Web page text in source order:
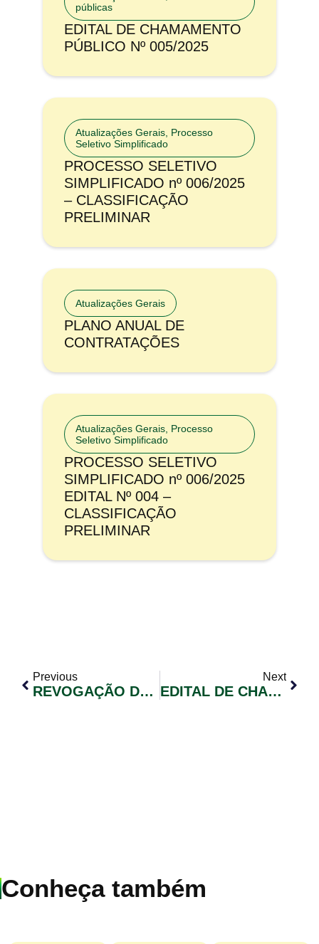
públicas
EDITAL DE CHAMAMENTO
PÚBLICO Nº 005/2025
Atualizações Gerais Processo
Seletivo Simplificado
PROCESSO SELETIVO
SIMPLIFICADO nº 006/2025
– CLASSIFICAÇÃO
PRELIMINAR
Atualizações Gerais
PLANO ANUAL DE
CONTRATAÇÕES
Atualizações Gerais Processo
Seletivo Simplificado
PROCESSO SELETIVO
SIMPLIFICADO nº 006/2025
EDITAL Nº 004 –
CLASSIFICAÇÃO
PRELIMINAR
Previous
REVOGAÇÃO DE EDITAL – PREGÃO ELETRÔNICO Nº 003/2021
Next
EDITAL DE CHAMADA PÚBLICA N° 001/2021
Conheça também